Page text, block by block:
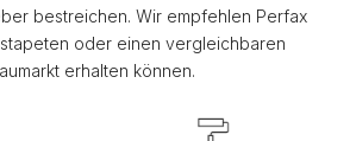
bestreichen. Wir empfehlen Perfax
oder einen vergleichbaren
erhalten können.